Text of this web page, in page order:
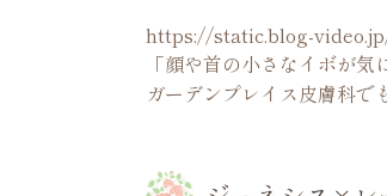
https://static.blog-
「顔や首の小さなイボが
ガーデンプレイス皮膚科